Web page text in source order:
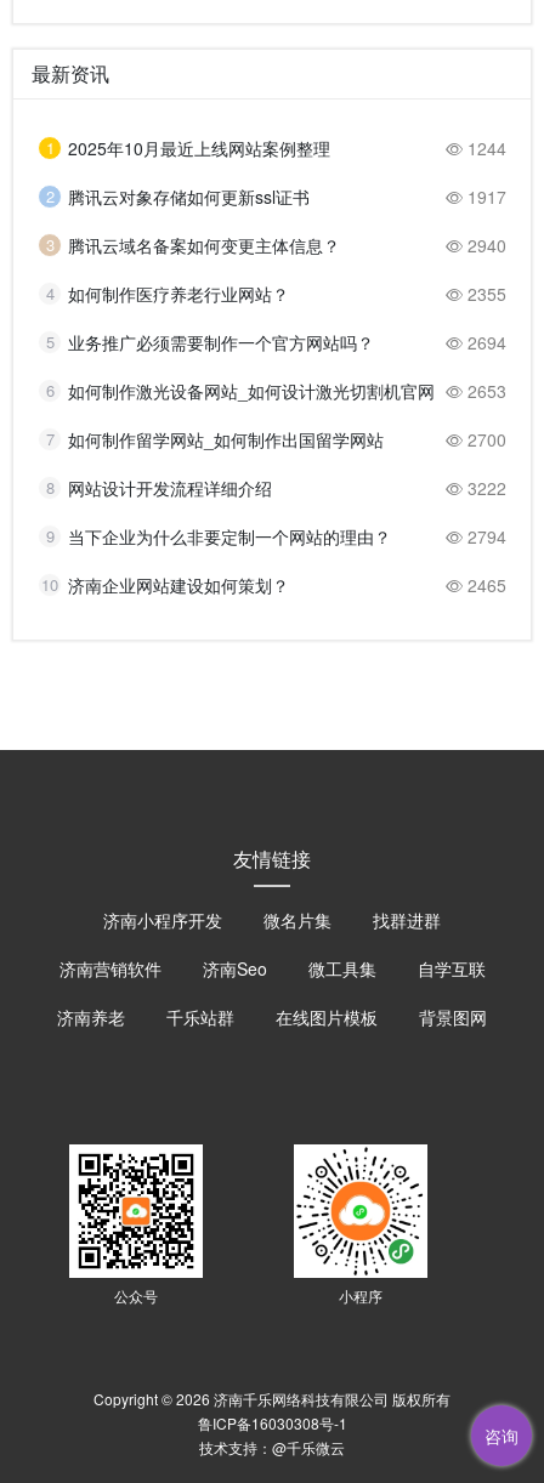
最新资讯
1 1244
2025年10月最近上线网站案例整理
2 1917
腾讯云对象存储如何更新ssl证书
3 2940
腾讯云域名备案如何变更主体信息？
4 2355
如何制作医疗养老行业网站？
5 2694
业务推广必须需要制作一个官方网站吗？
6 2653
如何制作激光设备网站_如何设计激光切割机官网
7 2700
如何制作留学网站_如何制作出国留学网站
8 3222
网站设计开发流程详细介绍
9 2794
当下企业为什么非要定制一个网站的理由？
10 2465
济南企业网站建设如何策划？
友情链接
济南小程序开发 微名片集
找群进群
济南营销软件
济南Seo 微工具集
自学互联
济南养老
千乐站群 在线图片模板 背景图网
公众号 小程序
Copyright © 2026 济南千乐网络科技有限公司 版权所有
鲁ICP备16030308号-1
技术支持： @千乐微云 咨询